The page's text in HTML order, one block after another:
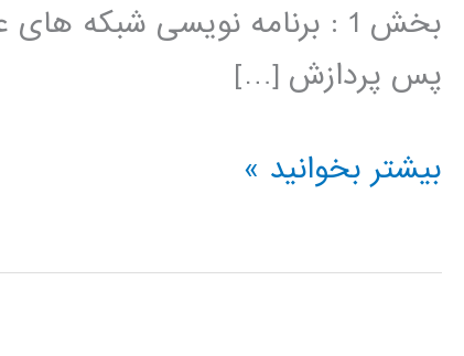
بخش 1 : برنامه نویسی شبکه
پس پردازش […]
فیلم
برنامه
بیشتر بخوانید »